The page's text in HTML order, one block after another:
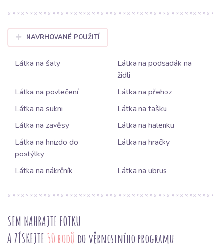
NAVRHOVANÉ POUŽITÍ
Látka na šaty
Látka na podsadák na
židli
Látka na povlečení
Látka na přehoz
Látka na sukni
Látka na tašku
Látka na zavěsy
Látka na halenku
Látka na hnízdo do
postýlky
Látka na hračky
Látka na nákrčník Látka na ubrus
SEM NAHRAJTE FOTKU
A ZÍSKEJTE 50 bodů do věrnostního programu